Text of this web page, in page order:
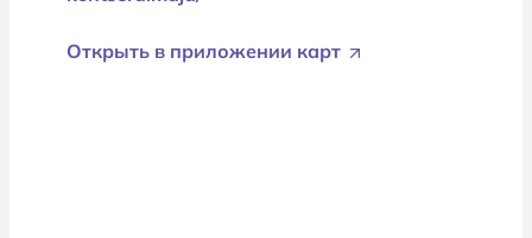
Открыть в приложении карт